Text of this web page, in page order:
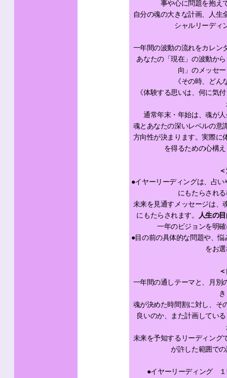
事や心に問題を抱え
自分の魂の大きな計画、人生
シャルリーディ
一年間の波動の流れをカレン
あなたの「現在」の波動か
向」のメッセ
《その時、どん
《体験する思いは、何に気
通常年末・年始は、魂が
魂とあなたの深いレベルの意
方向性が決まります。実際に
を得るための心構
●イヤーリーディングは、占
にもたらされ
未来を見通すメッセージは、
にもたらされます。
人生の
一年のビジョンを明
●目の前の具体的な問題や、
をお
一年間の通しテーマと、月別
魂が決めた時間割に対し、そ
良いのか、また計画してい
未来を予知するリーディング
が許した範囲で
●イヤーリーディング